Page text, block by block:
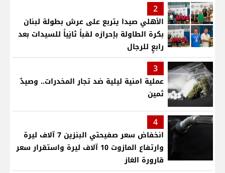
2
الأهلي صيدا يتربع على عرش بطولة لبنان
بكرة الطاولة بإحرازه لقباً ثانٍياً للسيدات بعد
رابعٍ للرجال
3
عملية امنية ليلية ضد تجار المخدرات.. وصيدٌ
ثمين
4
انخفاض سعر صفيحتي البنزين 7 آلاف ليرة
وارتفاع المازوت 10 آلاف ليرة واستقرار سعر
قارورة الغاز